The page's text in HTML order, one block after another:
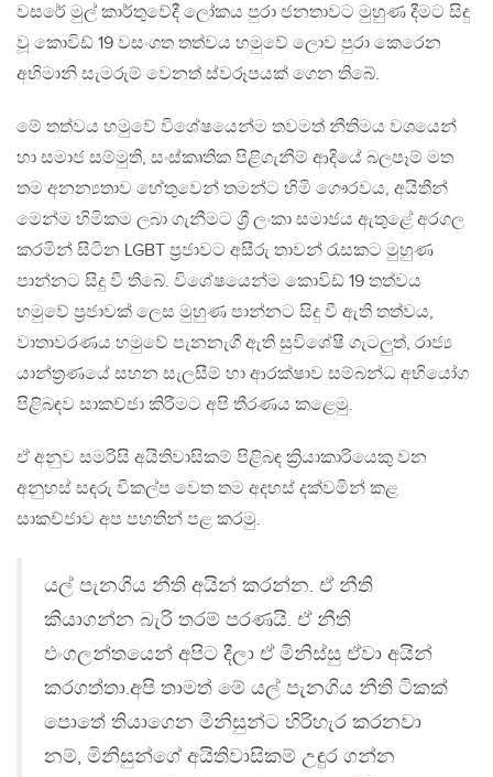
වසරේ මුල් කාර්තුවේදී ලෝකය පුරා ජනතාවට මුහුණ දීමට සිදු
වූ කොවිඩ් 19 වසංගත තත්වය හමුවේ ලොව පුරා කෙරෙන
අභිමානි සැමරුම් වෙනත් ස්වරූපයක් ගෙන තිබේ.
මේ තත්වය හමුවේ විශේෂයෙන්ම තවමත් නීතිමය වශයෙන්
හා සමාජ සම්මුති, සංස්කෘතික පිළිගැනීම් ආදියේ බලපෑම් මත
තම අනන්‍යතාව හේතුවෙන් තමන්ට හිමි ගෞරවය, අයිතීන්
මෙන්ම හිමිකම ලබා ගැනීමට ශ්‍රී ලංකා සමාජය ඇතුළේ අරගල
කරමින් සිටින LGBT ප්‍රජාවට අසීරු තාවන් රැසකට මුහුණ
පාන්නට සිදු වී තිබේ. විශේෂයෙන්ම කොවිඩ් 19 තත්වය
හමුවේ ප්‍රජාවක් ලෙස මුහුණ පාන්නට සිදු වී ඇති තත්වය,
වාතාවරණය හමුවේ පැනනැගී ඇති සුවිශේෂී ගැටලුත්, රාජ්‍ය
යාන්ත්‍රණයේ සහන සැලසීම් හා ආරක්ෂාව සම්බන්ධ අභියෝග
පිළිබඳව සාකච්ජා කිරීමට අපි තීරණය කළෙමු.
ඒ අනුව සමරිසි අයිතිවාසිකම් පිළිබඳ ක්‍රියාකාරියෙකු වන
අනුහස් සඳරු විකල්ප වෙත තම අදහස් දක්වමින් කළ
සාකච්ජාව අප පහතින් පළ කරමු.
යල් පැනගිය නීති අයින් කරන්න. ඒ නීති
කියාගන්න බැරි තරම් පරණයි. ඒ නීති
එංගලන්තයෙන් අපිට දීලා ඒ මිනිස්සු ඒවා අයින්
කරගත්තා.අපි තාමත් මේ යල් පැනගිය නීති ටිකක්
පොතේ තියාගෙන මිනිසුන්ට හිරිහැර කරනවා
නම්, මිනිසුන්ගේ අයිතිවාසිකම් උඳුර ගන්න